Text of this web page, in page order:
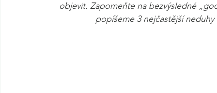
objevit. Zapomeňte na bezvýsledné
popíšeme 3 nejčastější